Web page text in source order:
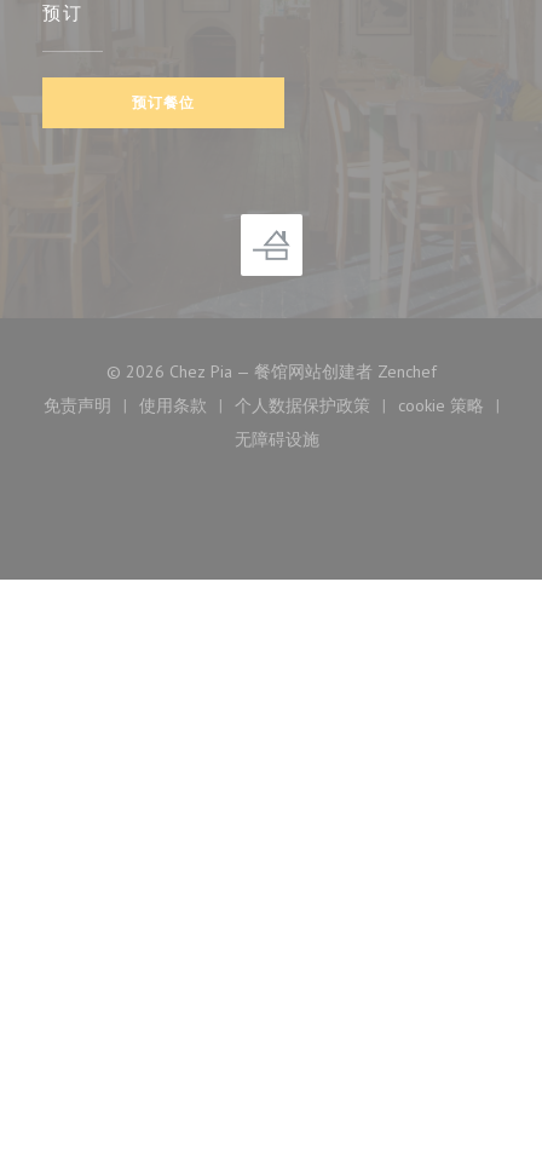
预订
预订餐位
© 2026 Chez Pia — 餐馆网站创建者 Zenchef((在新窗口中
免责声明
((在新窗口中打开))
使用条款
((在新窗口中打开))
个人数据保护政策
((在新窗口中打开))
cookie 策略
((在新窗口
无障碍设施
((在新窗口中打开))